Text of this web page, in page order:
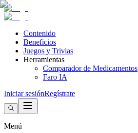
Contenido
Beneficios
Juegos y Trivias
Herramientas
Comparador de Medicamentos
Faro IA
Iniciar sesiónRegístrate
Menú